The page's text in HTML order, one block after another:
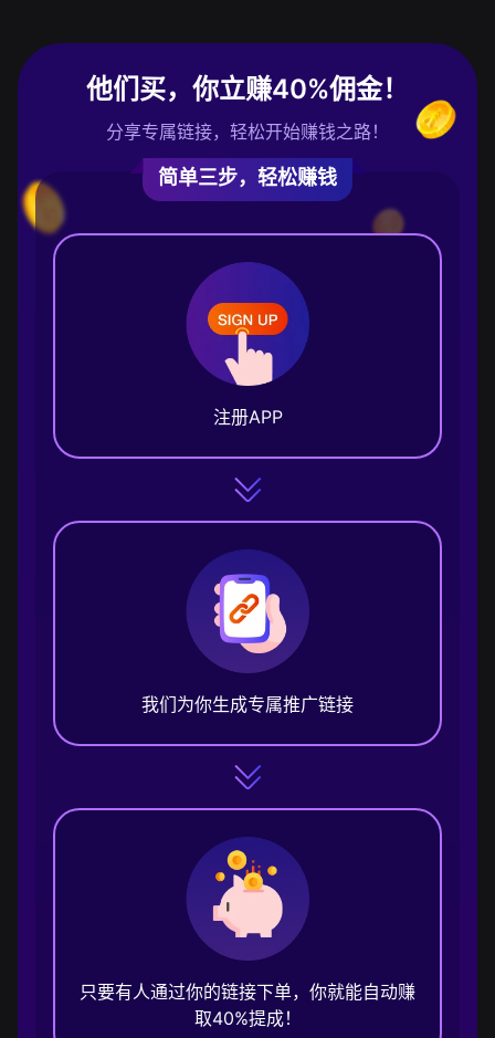
他们买，你立赚40%佣金！
分享专属链接，轻松开始赚钱之路！
简单三步，轻松赚钱
注册APP
我们为你生成专属推广链接
只要有人通过你的链接下单，你就能自动赚
取40%提成！